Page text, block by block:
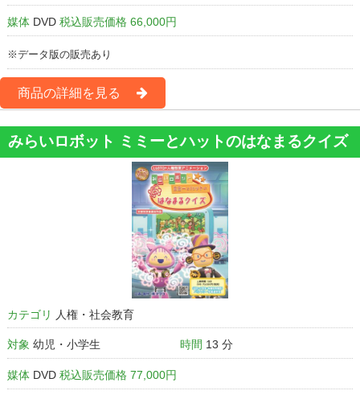
媒体 DVD 税込販売価格 66,000円
※データ版の販売あり
商品の詳細を見る
みらいロボット ミミーとハットのはなまるクイズ
カテゴリ 人権・社会教育
対象 幼児・小学生 時間 13 分
媒体 DVD 税込販売価格 77,000円